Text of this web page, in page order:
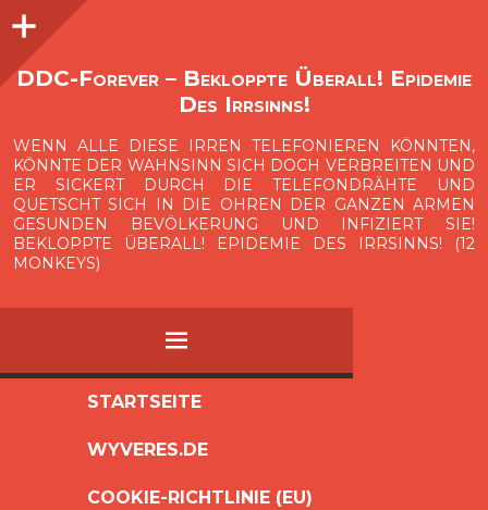
O
p
e
n
i
d
e
b
a
DDC-Forever – Bekloppte Überall! Epidemie
Des Irrsinns!
WENN ALLE DIESE IRREN TELEFONIEREN KÖNNTEN,
KÖNNTE DER WAHNSINN SICH DOCH VERBREITEN UND
ER SICKERT DURCH DIE TELEFONDRÄHTE UND
QUETSCHT SICH IN DIE OHREN DER GANZEN ARMEN
GESUNDEN BEVÖLKERUNG UND INFIZIERT SIE!
BEKLOPPTE ÜBERALL! EPIDEMIE DES IRRSINNS! (12
MONKEYS)
MENÜ
SPRINGEN
STARTSEITE
WYVERES.DE
COOKIE-RICHTLINIE (EU)
Seitenleiste